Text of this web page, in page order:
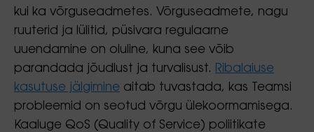
kui ka võrguseadmetes. Võrguseadmete, nagu
ruuterid ja lülitid, püsivara regulaarne
uuendamine on oluline, kuna see võib
parandada jõudlust ja turvalisust. Ribalaiuse
kasutuse jälgimine aitab tuvastada, kas Teamsi
probleemid on seotud võrgu ülekoormamisega.
Kaaluge QoS (Quality of Service) poliitikate